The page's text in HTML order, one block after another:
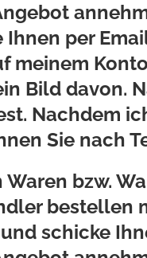
per
meinem
Bild davon.
Nachdem
Sie nach
bzw.
bestellen
schicke